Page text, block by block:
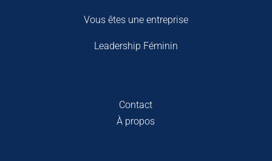
Vous êtes une entreprise
Leadership Féminin
Contact
À propos